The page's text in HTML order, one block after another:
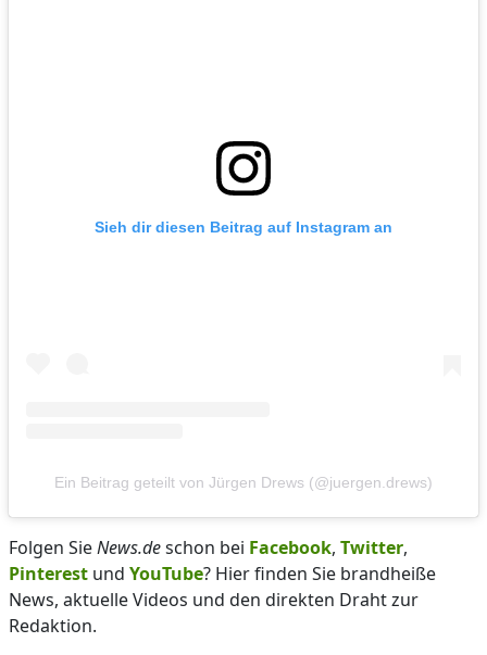
Sieh dir diesen Beitrag auf Instagram an
Ein Beitrag geteilt von Jürgen Drews (@juergen.drews)
Folgen SieNews.deschon bei Facebook, Twitter,
Pinterest und YouTube? Hier finden Sie brandheiße
News, aktuelle Videos und den direkten Draht zur
Redaktion.